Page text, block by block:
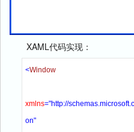
XAML代码实现：
<Window
xmlns="http://
on"